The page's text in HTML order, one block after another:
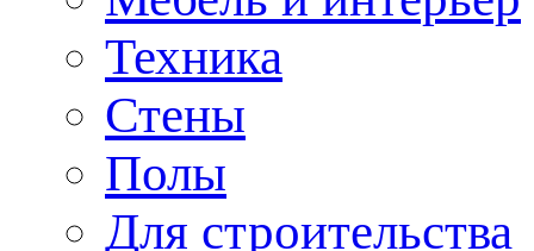
Техника
Стены
Полы
Для строительства